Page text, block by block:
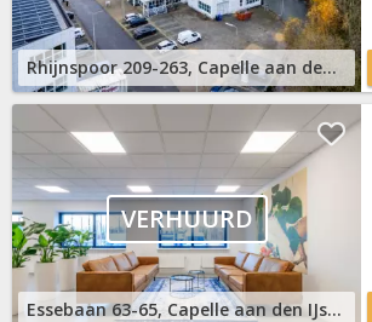
Rhijnspoor 209-263, Capelle aan den IJssel
Essebaan 63-65, Capelle aan den IJssel
VERHUURD